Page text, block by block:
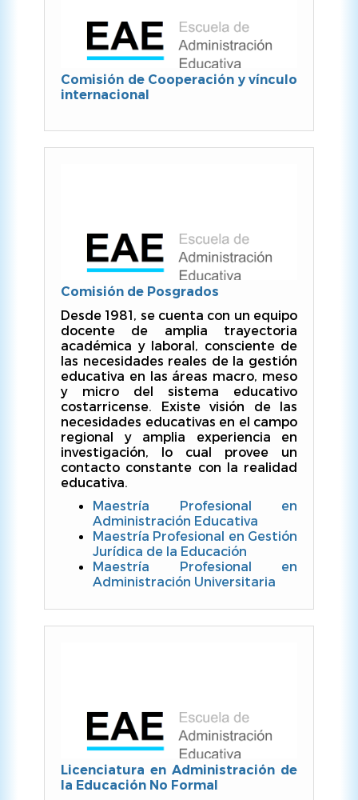
Comisión de Cooperación y vínculo
internacional
Comisión de Posgrados
Desde 1981, se cuenta con un equipo
docente de amplia trayectoria
académica y laboral, consciente de
las necesidades reales de la gestión
educativa en las áreas macro, meso
y micro del sistema educativo
costarricense. Existe visión de las
necesidades educativas en el campo
regional y amplia experiencia en
investigación, lo cual provee un
contacto constante con la realidad
educativa.
Maestría Profesional en
Administración Educativa
Maestría Profesional en Gestión
Jurídica de la Educación
Maestría Profesional en
Administración Universitaria
Licenciatura en Administración de
la Educación No Formal